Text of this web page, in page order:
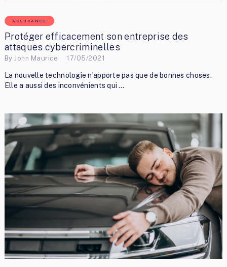
ASSURANCE
Protéger efficacement son entreprise des
attaques cybercriminelles
ByJohn Maurice 17/05/2021
La nouvelle technologie n’apporte pas que de bonnes choses.
Elle a aussi des inconvénients qui …